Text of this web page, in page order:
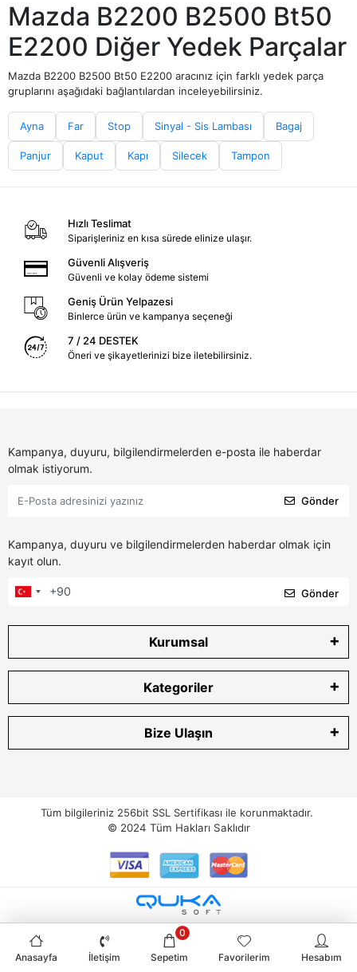
Mazda B2200 B2500 Bt50
E2200 Diğer Yedek Parçalar
Mazda B2200 B2500 Bt50 E2200 aracınız için farklı yedek parça
gruplarını aşağıdaki bağlantılardan inceleyebilirsiniz.
Ayna Far Stop Sinyal - Sis Lambası Bagaj
Panjur Kaput Kapı Silecek Tampon
Hızlı Teslimat
Siparişleriniz en kısa sürede elinize ulaşır.
Güvenli Alışveriş
Güvenli ve kolay ödeme sistemi
Geniş Ürün Yelpazesi
Binlerce ürün ve kampanya seçeneği
7 / 24 DESTEK
Öneri ve şikayetlerinizi bize iletebilirsiniz.
Kampanya, duyuru, bilgilendirmelerden e-posta ile haberdar
olmak istiyorum.
Gönder
Kampanya, duyuru ve bilgilendirmelerden haberdar olmak için
kayıt olun.
Gönder
Kurumsal
Kategoriler
Bize Ulaşın
Tüm bilgileriniz 256bit SSL Sertifikası ile korunmaktadır.
© 2024 Tüm Hakları Saklıdır
Anasayfa İletişim Sepetim
0
Favorilerim Hesabım